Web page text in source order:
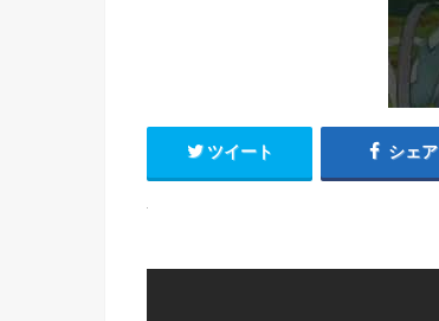
ツイート シェア